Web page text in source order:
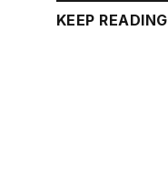
KEEP READING